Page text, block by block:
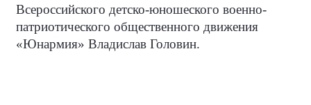
Всероссийского детско-юношеского военно-
патриотического общественного движения
«Юнармия» Владислав Головин.